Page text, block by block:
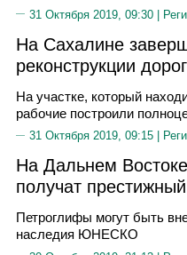
31 Октября 2019, 09:30 |
На Сахалине
реконструкции
На участке, который
рабочие построили
31 Октября 2019, 09:15 |
На Дальнем
получат престижный
Петроглифы могут быть
наследия ЮНЕСКО